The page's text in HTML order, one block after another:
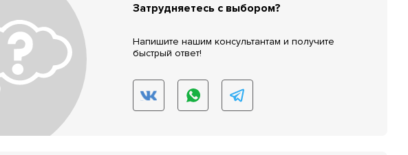
Затрудняетесь с выбором?
Напишите нашим консультантам и получите
быстрый ответ!